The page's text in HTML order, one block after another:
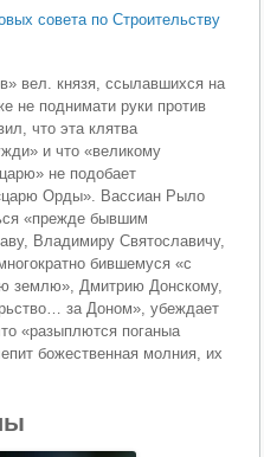
совета по Строительству
вел. князя, ссылавшихся на
не поднимати руки против
что эта клятва
и что «великому
не подобает
Орды». Вассиан Рыло
«прежде бывшим
Владимиру Святославичу,
бившемуся «с
землю», Дмитрию Донскому,
за Доном», убеждает
«разыплются поганыа
божественная молния, их